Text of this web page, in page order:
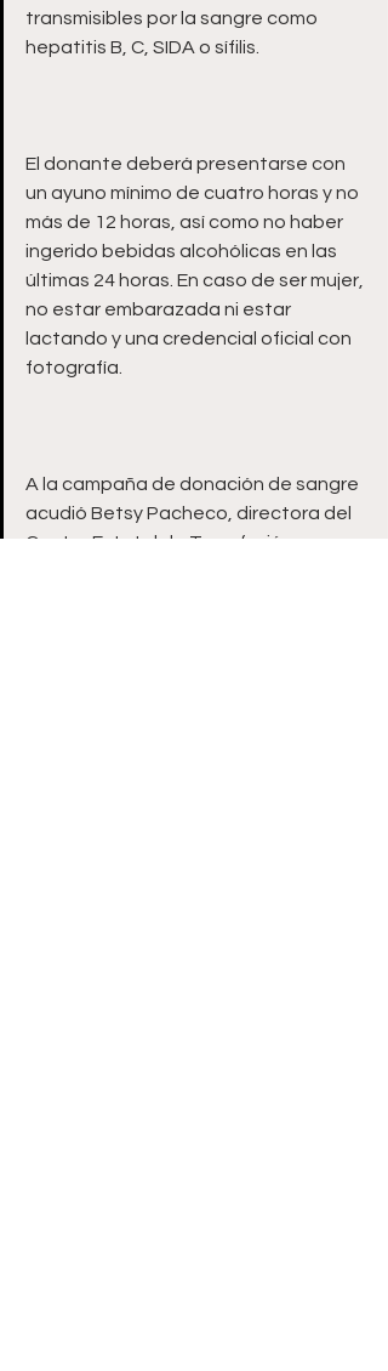
transmisibles por la sangre como
El donante deberá presentarse con
un ayuno mínimo de cuatro horas y no
más de 12 horas, así como no haber
ingerido bebidas alcohólicas en las
últimas 24 horas. En caso de ser mujer,
no estar embarazada ni estar
lactando y una credencial oficial con
A la campaña de donación de sangre
acudió Betsy Pacheco, directora del
Centro Estatal de Transfusión